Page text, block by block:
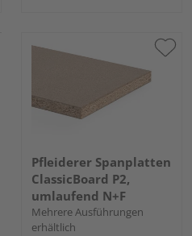
Pfleiderer Spanplatten
ClassicBoard P2,
umlaufend N+F
Mehrere Ausführungen
erhältlich